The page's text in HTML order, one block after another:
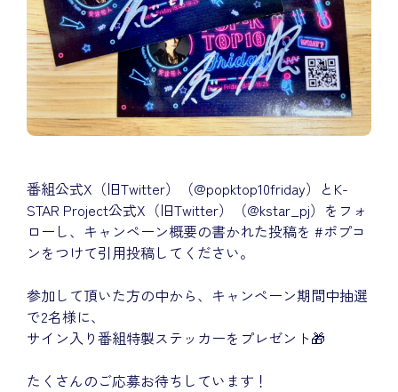
番組公式X（旧Twitter）（@popktop10friday）とK-
STAR Project公式X（旧Twitter）（@kstar_pj）をフォ
ローし、キャンペーン概要の書かれた投稿を #ポプコ
ンをつけて引用投稿してください。
参加して頂いた方の中から、キャンペーン期間中抽選
で2名様に、
サイン入り番組特製ステッカーをプレゼント🎁
たくさんのご応募お待ちしています！